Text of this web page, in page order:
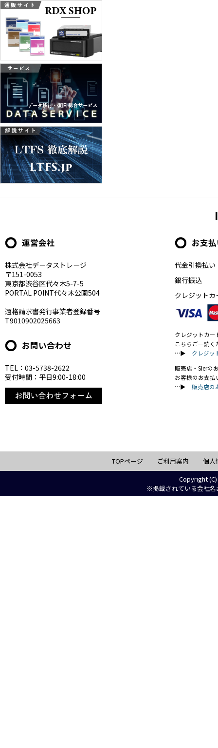
運営会社
株式会社データストレージ
〒151-0053
東京都渋谷区代々木5-7-5
PORTAL POINT代々木公園504
適格請求書発行事業者登録番号
T9010902025663
お問い合わせ
TEL：03-5738-2622
受付時間：平日9:00-18:00
お支
代金引換払い
銀行振込
クレジットカ
クレジットカー
こちらご一読く
…▶ クレジッ
販売店・SIerの
お客様のお支払
…▶ 販売店の
TOPページ ご利用案内
個人
Copyright
※掲載されている会社名